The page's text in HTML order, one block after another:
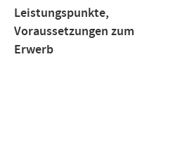
Leistungspunkte,
Voraussetzungen zum
Erwerb